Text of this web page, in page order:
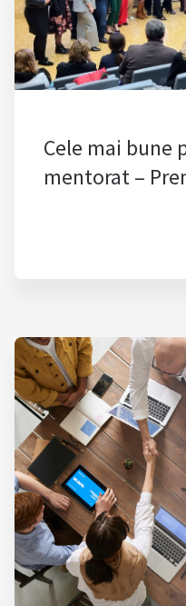
Cele mai bune
mentorat –